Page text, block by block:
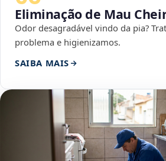
Eliminação de Mau
Odor desagradável vindo da pia?
problema e higienizamos.
SAIBA MAIS